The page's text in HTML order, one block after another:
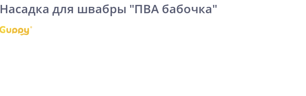
Насадка для швабры "ПВА бабочка"